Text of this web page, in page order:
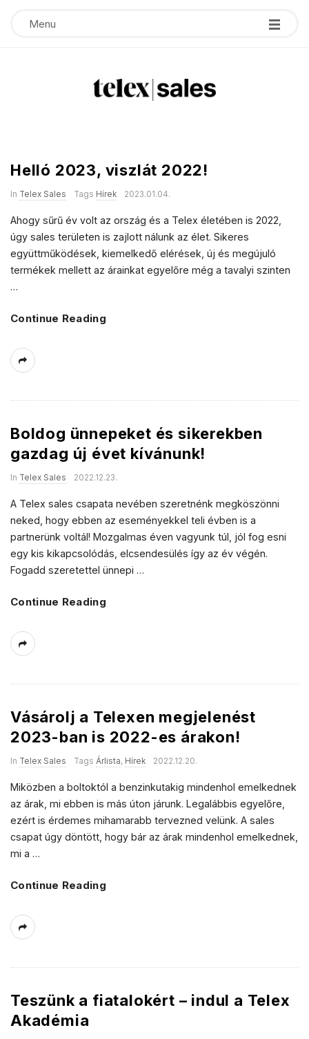
Menu
l
e
x
a
e
s
Helló 2023, viszlát 2022!
In Telex Sales Tags Hírek 2023.01.04.
Ahogy sűrű év volt az ország és a Telex életében is 2022,
úgy sales területen is zajlott nálunk az élet. Sikeres
együttműködések, kiemelkedő elérések, új és megújuló
termékek mellett az árainkat egyelőre még a tavalyi szinten
…
Continue Reading
Boldog ünnepeket és sikerekben
gazdag új évet kívánunk!
In Telex Sales 2022.12.23.
A Telex sales csapata nevében szeretnénk megköszönni
neked, hogy ebben az eseményekkel teli évben is a
partnerünk voltál! Mozgalmas éven vagyunk túl, jól fog esni
egy kis kikapcsolódás, elcsendesülés így az év végén.
Fogadd szeretettel ünnepi …
Continue Reading
Vásárolj a Telexen megjelenést
2023-ban is 2022-es árakon!
In Telex Sales Tags Árlista, Hírek 2022.12.20.
Miközben a boltoktól a benzinkutakig mindenhol emelkednek
az árak, mi ebben is más úton járunk. Legalábbis egyelőre,
ezért is érdemes mihamarabb tervezned velünk. A sales
csapat úgy döntött, hogy bár az árak mindenhol emelkednek,
mi a …
Continue Reading
Teszünk a fiatalokért – indul a Telex
Akadémia